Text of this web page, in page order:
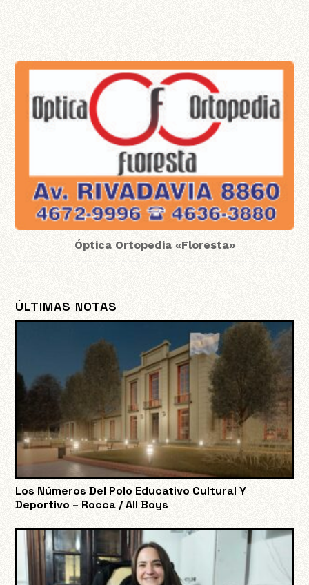
Óptica Ortopedia «Floresta»
ÚLTIMAS NOTAS
Los Números Del Polo Educativo Cultural Y
Deportivo – Rocca / All Boys